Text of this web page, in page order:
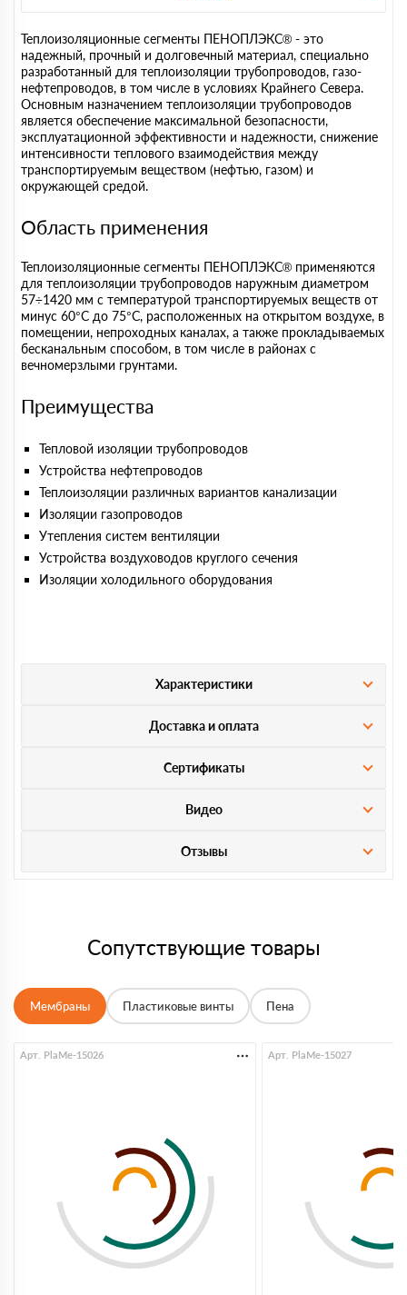
Теплоизоляционные сегменты ПЕНОПЛЭКС® - это
надежный, прочный и долговечный материал, специально
разработанный для теплоизоляции трубопроводов, газо-
нефтепроводов, в том числе в условиях Крайнего Севера.
Основным назначением теплоизоляции трубопроводов
является обеспечение максимальной безопасности,
эксплуатационной эффективности и надежности, снижение
интенсивности теплового взаимодействия между
транспортируемым веществом (нефтью, газом) и
окружающей средой.
Область применения
Теплоизоляционные сегменты ПЕНОПЛЭКС® применяются
для теплоизоляции трубопроводов наружным диаметром
57÷1420 мм с температурой транспортируемых веществ от
минус 60°С до 75°С, расположенных на открытом воздухе, в
помещении, непроходных каналах, а также прокладываемых
бесканальным способом, в том числе в районах с
вечномерзлыми грунтами.
Преимущества
Тепловой изоляции трубопроводов
Устройства нефтепроводов
Теплоизоляции различных вариантов канализации
Изоляции газопроводов
Утепления систем вентиляции
Устройства воздуховодов круглого сечения
Изоляции холодильного оборудования
Характеристики
Доставка и оплата
Сертификаты
Видео
Отзывы
Сопутствующие товары
Мембраны Пластиковые винты Пена
Арт. PlaMe-15026 Арт. PlaMe-15027